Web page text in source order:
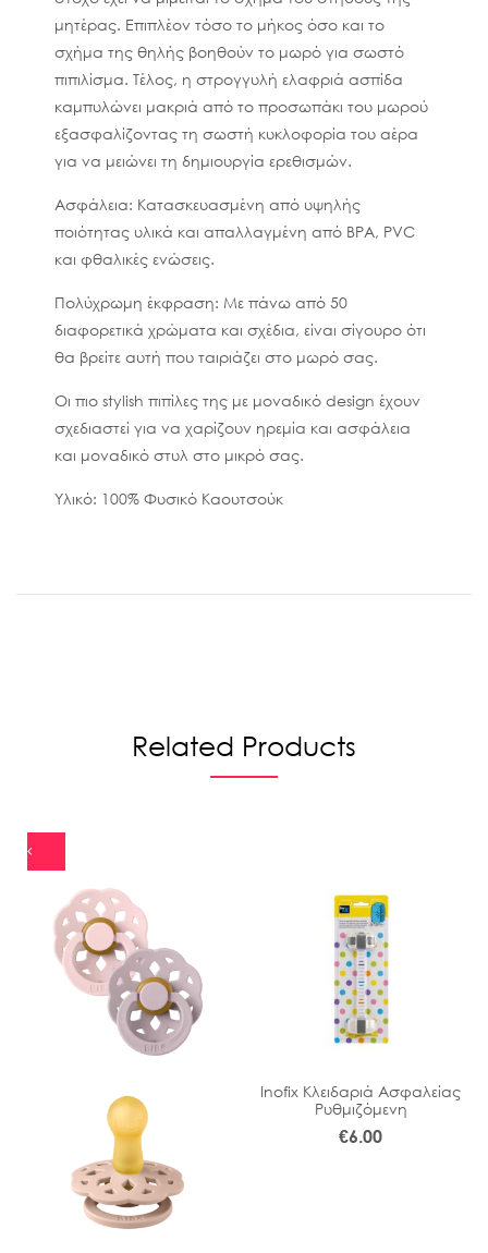
μητέρας. Επιπλέον τόσο το μήκος όσο και το
σχήμα της θηλής βοηθούν το μωρό για σωστό
πιπιλίσμα. Τέλος, η στρογγυλή ελαφριά ασπίδα
καμπυλώνει μακριά από το προσωπάκι του μωρού
εξασφαλίζοντας τη σωστή κυκλοφορία του αέρα
για να μειώνει τη δημιουργία ερεθισμών.
Ασφάλεια: Kατασκευασμένη από υψηλής
ποιότητας υλικά και απαλλαγμένη από BPA, PVC
και φθαλικές ενώσεις.
Πολύχρωμη έκφραση: Με πάνω από 50
διαφορετικά χρώματα και σχέδια, είναι σίγουρο ότι
θα βρείτε αυτή που ταιριάζει στο μωρό σας.
Οι πιο stylish πιπίλες της με μοναδικό design έχουν
σχεδιαστεί για να χαρίζουν ηρεμία και ασφάλεια
και μοναδικό στυλ στο μικρό σας.
Υλικό: 100% Φυσικό Καουτσούκ
Related Products
Inofix Κλειδαριά Ασφαλείας
Ρυθμιζόμενη
€6.00